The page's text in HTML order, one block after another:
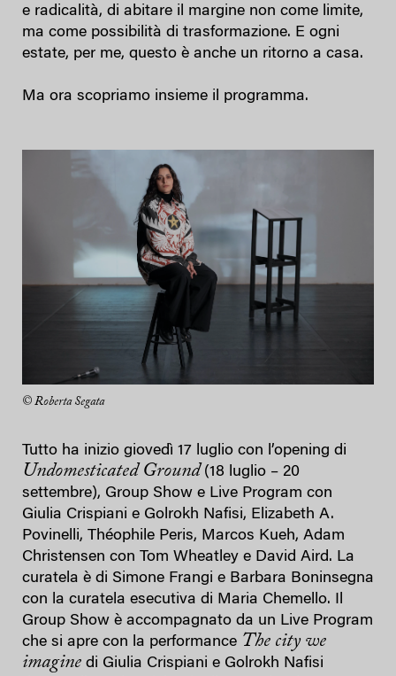
e radicalità, di abitare il margine non come limite,
ma come possibilità di trasformazione. E ogni
estate, per me, questo è anche un ritorno a casa.
Ma ora scopriamo insieme il programma.
© Roberta Segata
Tutto ha inizio giovedì 17 luglio con l’opening di
Undomesticated Ground(18 luglio – 20
settembre), Group Show e Live Program con
Giulia Crispiani e Golrokh Nafisi, Elizabeth A.
Povinelli, Théophile Peris, Marcos Kueh, Adam
Christensen con Tom Wheatley e David Aird. La
curatela è di Simone Frangi e Barbara Boninsegna
con la curatela esecutiva di Maria Chemello. Il
Group Show è accompagnato da un Live Program
che si apre con la performance The city we
imagine di Giulia Crispiani e Golrokh Nafisi